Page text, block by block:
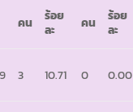
คน
ร้อย
ละ
คน
ร้อย
ละ
3 10.71 0 0.00